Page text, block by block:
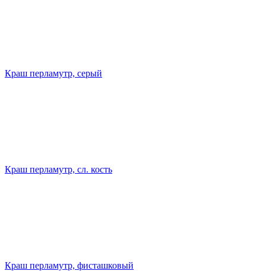
Краш перламутр, серый
Краш перламутр, сл. кость
Краш перламутр, фисташковый